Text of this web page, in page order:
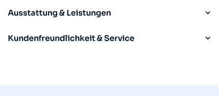
Ausstattung & Leistungen
Kundenfreundlichkeit & Service